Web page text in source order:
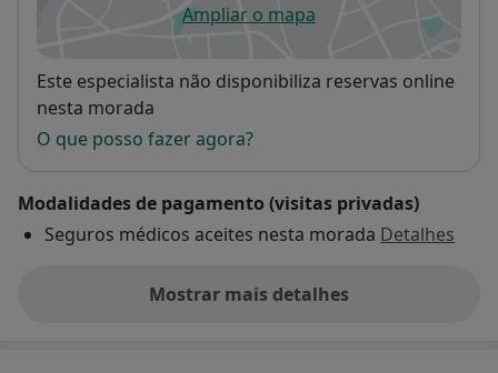
Ampliar o mapaabre num novo separador
Disponibilidade
Este especialista não disponibiliza reservas online
nesta morada
O que posso fazer agora?
Modalidades de pagamento (visitas privadas)
Seguros médicos aceites nesta morada Detalhes
Mostrar mais detalhes
sobre o endereço